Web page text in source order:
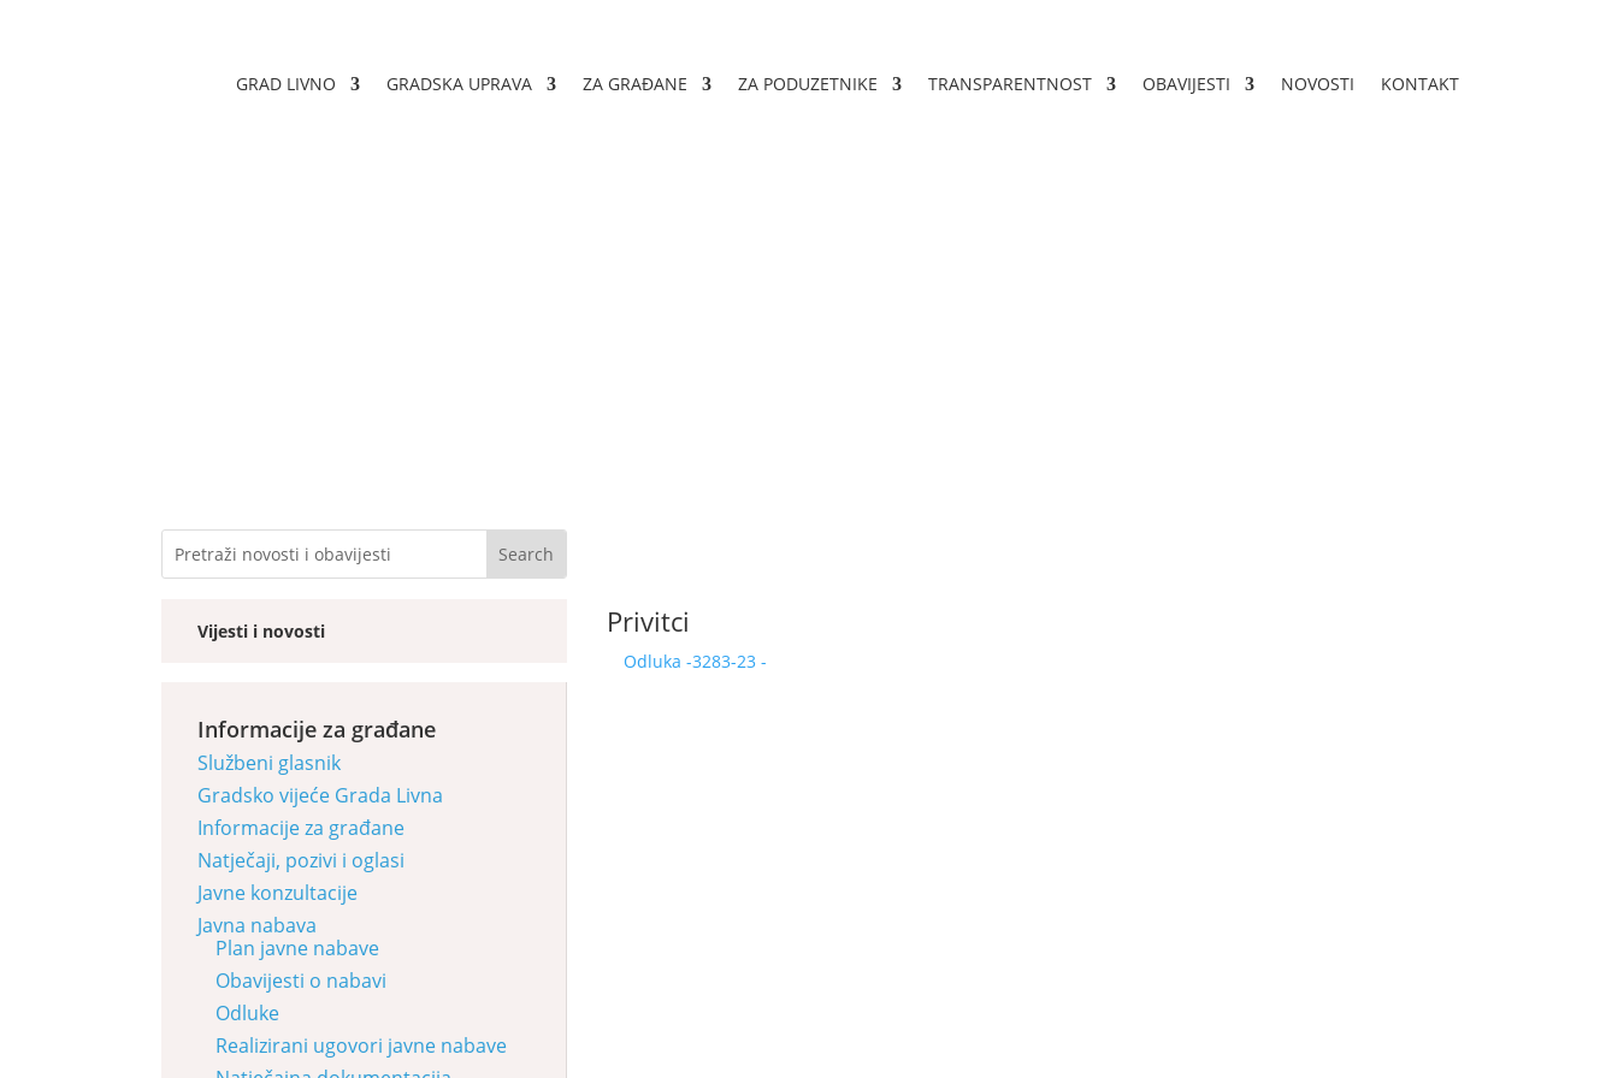
GRAD LIVNO GRADSKA UPRAVA ZA GRAĐANE ZA PODUZETNIKE TRANSPARENTNOST OBAVIJESTI NOVOSTI KONTAKT
Vijesti i novosti
Informacije za građane
Službeni glasnik
Gradsko vijeće Grada Livna
Informacije za građane
Natječaji, pozivi i oglasi
Javne konzultacije
Javna nabava
Plan javne nabave
Obavijesti o nabavi
Odluke
Realizirani ugovori javne nabave
Privitci
Odluka -3283-23 -